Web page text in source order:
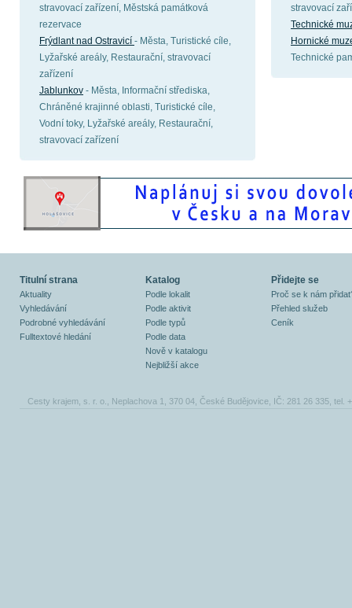
stravovací zařízení, Městská památková
rezervace
Frýdlant nad Ostravicí - Města, Turistické cíle,
Lyžařské areály, Restaurační, stravovací
zařízení
Jablunkov - Města, Informační střediska,
Chráněné krajinné oblasti, Turistické cíle,
Vodní toky, Lyžařské areály, Restaurační,
stravovací zařízení
stravovací
Technické
Hornické
Technické
Titulní strana
Aktuality
Vyhledávání
Podrobné vyhledávání
Fulltextové hledání
Katalog
Podle lokalit
Podle aktivit
Podle typů
Podle data
Nově v katalogu
Nejbližší akce
Přidejte se
Proč se k nám
Přehled služeb
Ceník
Cesty krajem, s. r. o., Neplachova 1, 370 04, České Budějovice, IČ: 281 26 335, tel.